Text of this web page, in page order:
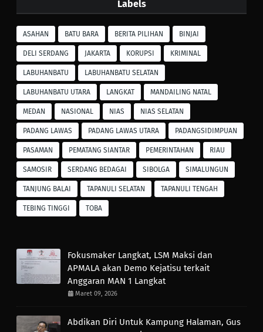
Labels
ASAHAN BATU BARA BERITA PILIHAN BINJAI
DELI SERDANG JAKARTA KORUPSI KRIMINAL
LABUHANBATU LABUHANBATU SELATAN
LABUHANBATU UTARA LANGKAT MANDAILING NATAL
MEDAN NASIONAL NIAS NIAS SELATAN
PADANG LAWAS PADANG LAWAS UTARA PADANGSIDIMPUAN
PASAMAN PEMATANG SIANTAR PEMERINTAHAN RIAU
SAMOSIR SERDANG BEDAGAI SIBOLGA SIMALUNGUN
TANJUNG BALAI TAPANULI SELATAN TAPANULI TENGAH
TEBING TINGGI TOBA
Fokusmaker Langkat, LSM Maksi dan
APMALA akan Demo Kejatisu terkait
Anggaran MAN 1 Langkat
Maret 09, 2026
Abdikan Diri Untuk Kampung Halaman, Gus